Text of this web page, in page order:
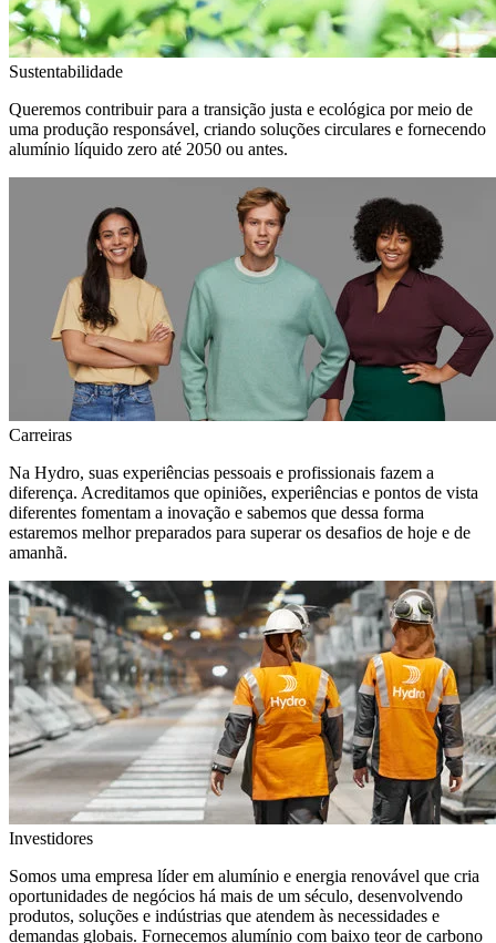
Sustentabilidade
Queremos contribuir para a transição justa e ecológica por meio de
uma produção responsável, criando soluções circulares e fornecendo
alumínio líquido zero até 2050 ou antes.
Carreiras
Na Hydro, suas experiências pessoais e profissionais fazem a
diferença. Acreditamos que opiniões, experiências e pontos de vista
diferentes fomentam a inovação e sabemos que dessa forma
estaremos melhor preparados para superar os desafios de hoje e de
amanhã.
Investidores
Somos uma empresa líder em alumínio e energia renovável que cria
oportunidades de negócios há mais de um século, desenvolvendo
produtos, soluções e indústrias que atendem às necessidades e
demandas globais. Fornecemos alumínio com baixo teor de carbono